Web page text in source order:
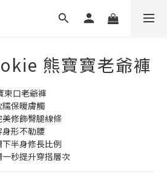
熊寶寶老爺褲
束口老爺褲
糯保暖膚觸
美修飾臀腿線條
身形不勒腰
下半身修長比例
一秒提升穿搭層次